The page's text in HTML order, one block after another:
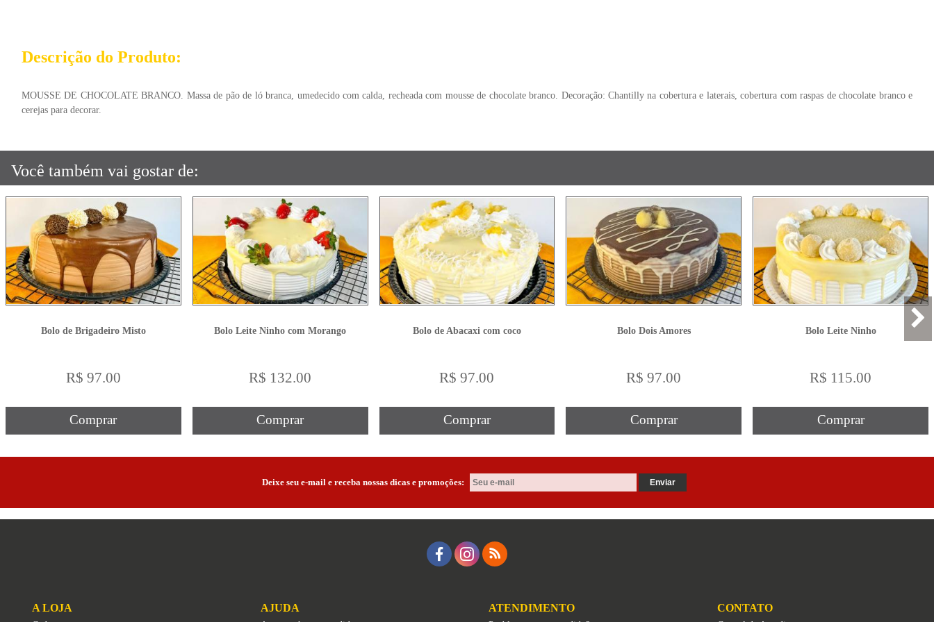
Descrição do Produto:
MOUSSE DE CHOCOLATE BRANCO. Massa de pão de ló branca, umedecido com calda, recheada com mousse de chocolate branco. Decoração: Chantilly na cobertura e laterais, cobertura com raspas de chocolate branco e
cerejas para decorar.
Você também vai gostar de:
Bolo de Brigadeiro Misto
R$ 97.00
Comprar
Bolo Leite Ninho com Morango
R$ 132.00
Comprar
Bolo de Abacaxi com coco
R$ 97.00
Comprar
Bolo Dois Amores
R$ 97.00
Comprar
Bolo Leite Ninho
R$ 115.00
Comprar
Deixe seu e-mail e receba nossas dicas e promoções:
A LOJA AJUDA ATENDIMENTO CONTATO